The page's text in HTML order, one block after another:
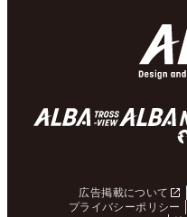
広告掲載について
プライバシーポリシー